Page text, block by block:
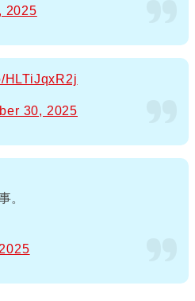
2025
HLTiJqxR2j
30, 2025
。